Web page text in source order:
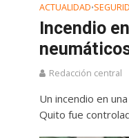
ACTUALIDAD•
Incendio
Redacción central
Un incendio en
Quito fue